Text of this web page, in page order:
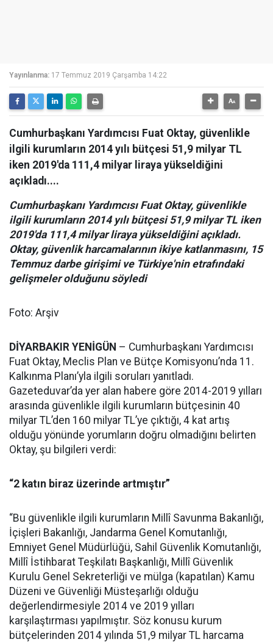
Yayınlanma: 17 Temmuz 2019 Çarşamba 14:22
Cumhurbaşkanı Yardımcısı Fuat Oktay, güvenlikle
ilgili kurumların 2014 yılı bütçesi 51,9 milyar TL
iken 2019'da 111,4 milyar liraya yükseldiğini
açıkladı....
Cumhurbaşkanı Yardımcısı Fuat Oktay, güvenlikle
ilgili kurumların 2014 yılı bütçesi 51,9 milyar TL iken
2019'da 111,4 milyar liraya yükseldiğini açıkladı.
Oktay, güvenlik harcamalarının ikiye katlanmasını, 15
Temmuz darbe girişimi ve Türkiye'nin etrafındaki
gelişmeler olduğunu söyledi
Foto: Arşiv
DİYARBAKIR YENİGÜN – Cumhurbaşkanı Yardımcısı
Fuat Oktay, Meclis Plan ve Bütçe Komisyonu’nda 11.
Kalkınma Planı’yla ilgili soruları yanıtladı.
Gazeteduvar’da yer alan habere göre 2014-2019 yılları
arasında güvenlikle ilgili kurumların bütçesinin 40
milyar TL’den 160 milyar TL’ye çıktığı, 4 kat artış
olduğu yönünde yorumların doğru olmadığını belirten
Oktay, şu bilgileri verdi:
“2 katın biraz üzerinde artmıştır”
“Bu güvenlikle ilgili kurumların Millî Savunma Bakanlığı,
İçişleri Bakanlığı, Jandarma Genel Komutanlığı,
Emniyet Genel Müdürlüğü, Sahil Güvenlik Komutanlığı,
Millî İstihbarat Teşkilatı Başkanlığı, Millî Güvenlik
Kurulu Genel Sekreterliği ve mülga (kapatılan) Kamu
Düzeni ve Güvenliği Müsteşarlığı olduğu
değerlendirmesiyle 2014 ve 2019 yılları
karşılaştırması yapılmıştır. Söz konusu kurum
bütçelerinden 2014 yılında 51,9 milyar TL harcama